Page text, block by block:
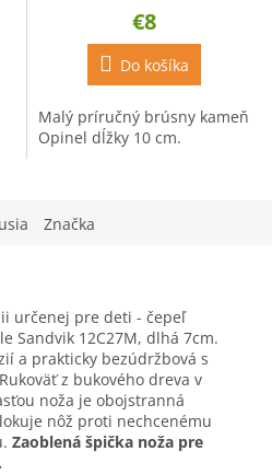
€8
Do košíka
Malý príručný brúsny kameň
Opinel dĺžky 10 cm.
Značka
určenej pre deti - čepeľ
Sandvik 12C27M, dlhá 7cm.
a prakticky bezúdržbová s
z bukového dreva v
noža je obojstranná
nôž proti nechcenému
Zaoblená špička noža pre